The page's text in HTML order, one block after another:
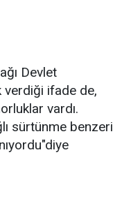
Devlet
verdiği ifade de,
vardı.
sürtünme benzeri